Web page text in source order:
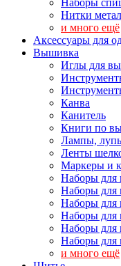
Наборы
Нитки
и много ещё
Аксессуары для
Вышивка
Иглы для
Канва
Канитель
Книги по
Лампы,
Ленты
Маркеры и
Наборы для
Наборы для
Наборы для
Наборы для
Наборы для
Наборы для
и много ещё